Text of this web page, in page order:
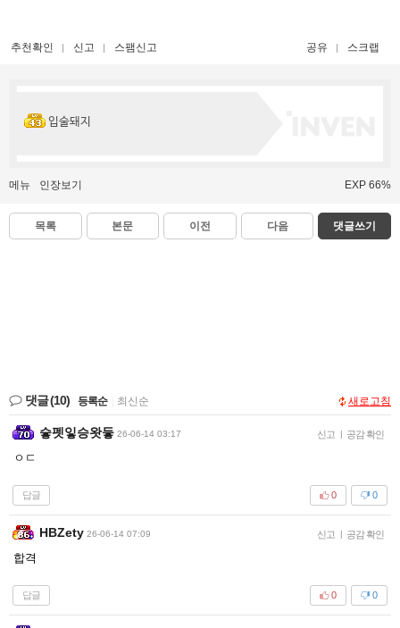
추천확인 신고 스팸신고 공유 스크랩
입술돼지
메뉴 인장보기 EXP 66%
목록 본문 이전 다음 댓글쓰기
댓글(10) 등록순 최신순 새로고침
슿펫잏승왓듷 26-06-14 03:17 신고 | 공감 확인
ㅇㄷ
답글 0
0
HBZety 26-06-14 07:09 신고 | 공감 확인
합격
답글 0
0